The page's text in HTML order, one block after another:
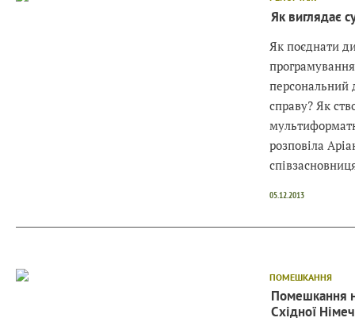
Як виглядає
Як поєднати
персональний
справу? Як
розповіла
05.12.2013
ПОМЕШКАННЯ
Помешкання
Східної